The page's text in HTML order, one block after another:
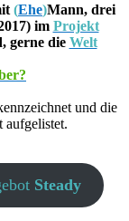
(Ehe)Mann, drei
im Projekt
gerne die Welt
und die
aufgelistet.
Steady